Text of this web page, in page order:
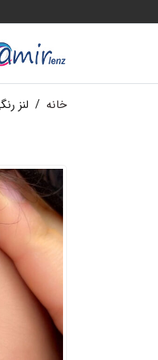
خانه / لنز